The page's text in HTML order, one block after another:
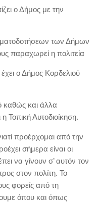
ο Δήμος με την
των Δήμων
παραχωρεί η πολιτεία
ο Δήμος Κορδελιού
καθώς και άλλα
Τοπική Αυτοδιοίκηση.
προέρχομαι από την
σήμερα είναι οι
να γίνουν σ’ αυτόν τον
στον πολίτη. Το
φορείς από τη
όπου και όπως